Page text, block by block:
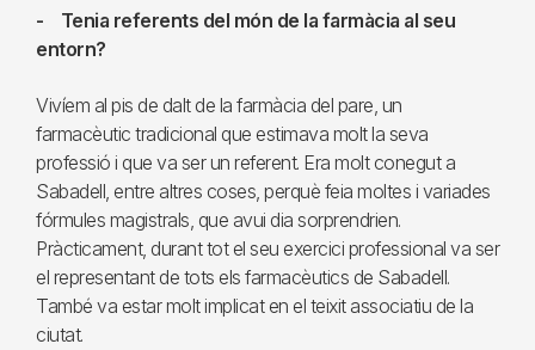
- Tenia referents del món de la farmàcia al seu
entorn?
Vivíem al pis de dalt de la farmàcia del pare, un
farmacèutic tradicional que estimava molt la seva
professió i que va ser un referent. Era molt conegut a
Sabadell, entre altres coses, perquè feia moltes i variades
fórmules magistrals, que avui dia sorprendrien.
Pràcticament, durant tot el seu exercici professional va ser
el representant de tots els farmacèutics de Sabadell.
També va estar molt implicat en el teixit associatiu de la
ciutat.